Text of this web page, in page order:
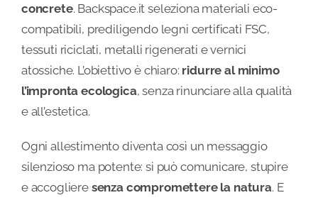
concrete. Backspace.it seleziona materiali eco-
compatibili, prediligendo legni certificati FSC,
tessuti riciclati, metalli rigenerati e vernici
atossiche. L’obiettivo è chiaro: ridurre al minimo
l’impronta ecologica, senza rinunciare alla qualità
e all’estetica.
Ogni allestimento diventa così un messaggio
silenzioso ma potente: si può comunicare, stupire
e accogliere senza compromettere la natura. E